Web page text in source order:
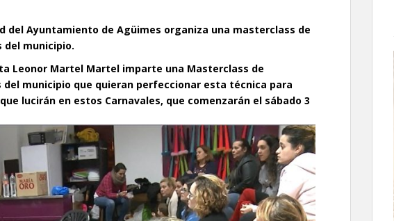
del Ayuntamiento de Agüimes organiza una masterclass de
del municipio.
Leonor Martel Martel imparte una Masterclass de
del municipio que quieran perfeccionar esta técnica para
lucirán en estos Carnavales, que comenzarán el sábado 3